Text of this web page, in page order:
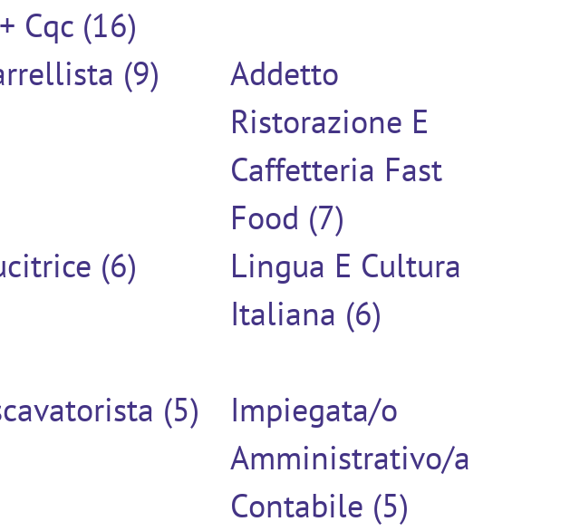
Cqc (16)
(9)
Addetto
Ristorazione E
Caffetteria Fast
Food (7)
(6)
Lingua E Cultura
Italiana (6)
(5)
Impiegata/o
Amministrativo/a
Contabile (5)